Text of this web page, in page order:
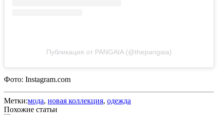
Публикация от PANGAIA (@thepangaia)
Фото: Instagram.com
Метки:мода, новая коллекция, одежда
Похожие статьи